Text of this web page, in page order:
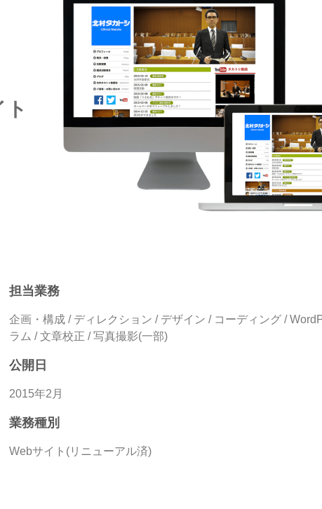
担当業務
企画・構成 / ディレクション / デザイン / コーディング /
ラム / 文章校正 / 写真撮影(一部)
公開日
2015年2月
業務種別
Webサイト(リニューアル済)